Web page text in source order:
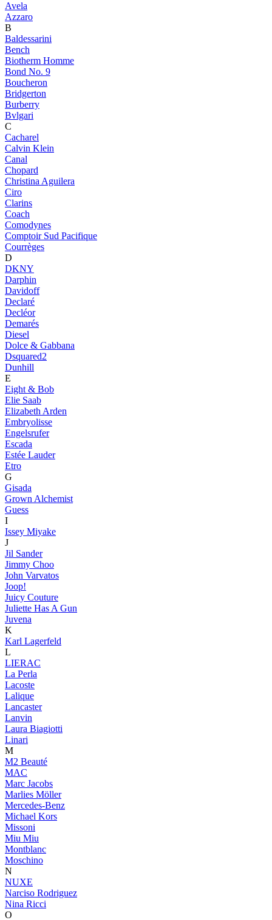
Avela
Azzaro
B
Baldessarini
Bench
Biotherm Homme
Bond No. 9
Boucheron
Bridgerton
Burberry
Bvlgari
C
Cacharel
Calvin Klein
Canal
Chopard
Christina Aguilera
Ciro
Clarins
Coach
Comodynes
Comptoir Sud Pacifique
Courrèges
D
DKNY
Darphin
Davidoff
Declaré
Decléor
Demarés
Diesel
Dolce & Gabbana
Dsquared2
Dunhill
E
Eight & Bob
Elie Saab
Elizabeth Arden
Embryolisse
Engelsrufer
Escada
Estée Lauder
Etro
G
Gisada
Grown Alchemist
Guess
I
Issey Miyake
J
Jil Sander
Jimmy Choo
John Varvatos
Joop!
Juicy Couture
Juliette Has A Gun
Juvena
K
Karl Lagerfeld
L
LIERAC
La Perla
Lacoste
Lalique
Lancaster
Lanvin
Laura Biagiotti
Linari
M
M2 Beauté
MAC
Marc Jacobs
Marlies Möller
Mercedes-Benz
Michael Kors
Missoni
Miu Miu
Montblanc
Moschino
N
NUXE
Narciso Rodriguez
Nina Ricci
O